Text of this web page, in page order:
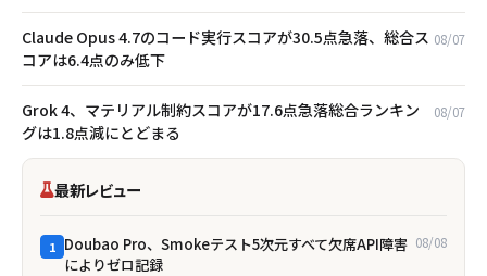
Claude Opus 4.7のコード実行スコアが30.5点急落、総合ス
コアは6.4点のみ低下
08/07
Grok 4、マテリアル制約スコアが17.6点急落――総合ランキン
グは1.8点減にとどまる
08/07
最新レビュー
1 Doubao Pro、Smokeテスト5次元すべて欠席――API障害
によりゼロ記録
08/08